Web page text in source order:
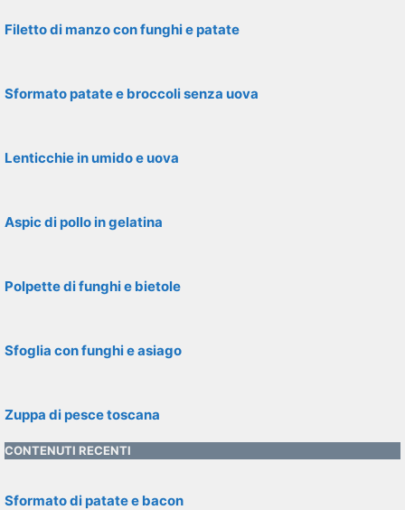
Filetto di manzo con funghi e patate
Sformato patate e broccoli senza uova
Lenticchie in umido e uova
Aspic di pollo in gelatina
Polpette di funghi e bietole
Sfoglia con funghi e asiago
Zuppa di pesce toscana
CONTENUTI RECENTI
Sformato di patate e bacon